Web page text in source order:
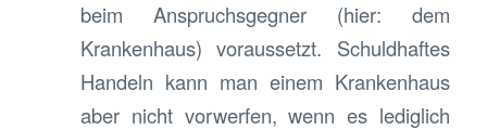
beim Anspruchsgegner (hier: dem
Krankenhaus) voraussetzt. Schuldhaftes
Handeln kann man einem Krankenhaus
aber nicht vorwerfen, wenn es lediglich